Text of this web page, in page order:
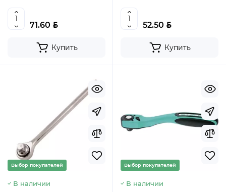
71.60 BYN
Купить
52.50 BYN
Купить
Выбор покупателей
В наличии
Выбор покупателей
В наличии